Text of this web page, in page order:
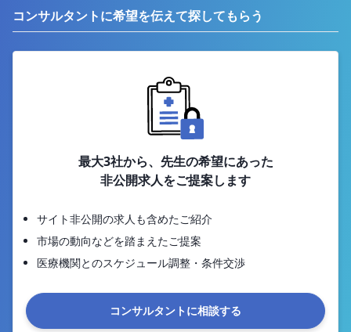
コンサルタントに希望を伝えて探してもらう
最大3社から、先生の希望にあった
非公開求人をご提案します
サイト非公開の求人も含めたご紹介
市場の動向などを踏まえたご提案
医療機関とのスケジュール調整・条件交渉
コンサルタントに相談する